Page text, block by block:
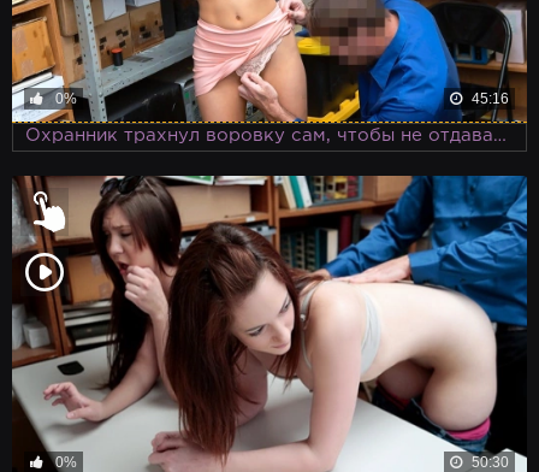
0% 45:16
Охранник трахнул воровку сам, чтобы не отдавать ее в руки полиции
0% 50:30